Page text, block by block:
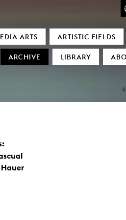
ARTS ARTISTIC FIELDS
ARCHIVE LIBRARY
Glasmoog – Room for Art